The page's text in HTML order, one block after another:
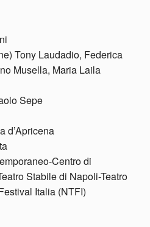
Tony Laudadio, Federica
Musella, Maria Laila
Sepe
d’Apricena
Centro di
Stabile di Napoli-Teatro
Italia (NTFI)